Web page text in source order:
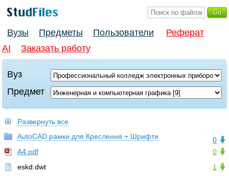
Вузы Предметы Пользователи
Реферат
AI
Заказать работу
Вуз
Предмет
Развернуть все
0
AutoCAD рамки для Креслення + Шрифти
0
A4.pdf
1
eskd.dwt